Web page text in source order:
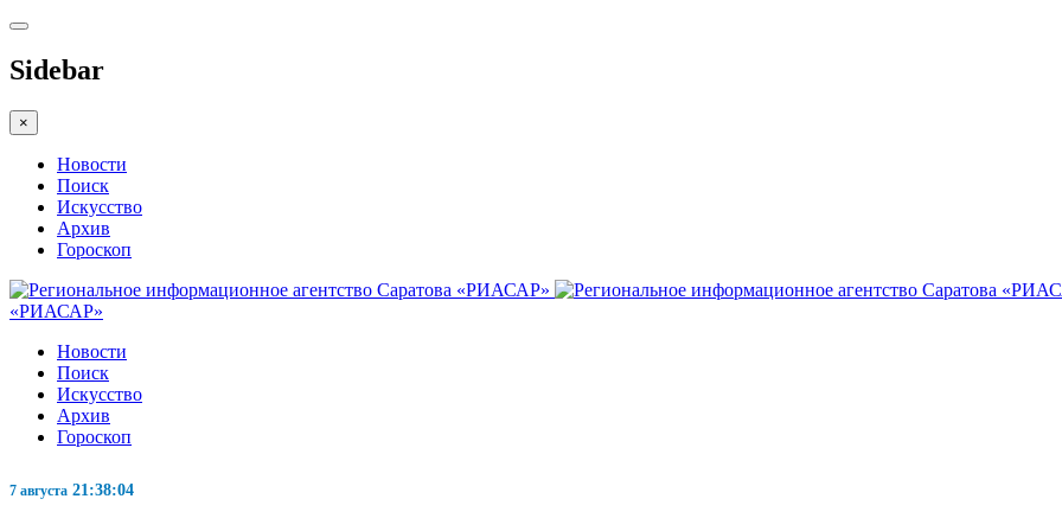
Sidebar
×
Новости
Поиск
Искусство
Архив
Гороскоп
«РИАСАР»
Новости
Поиск
Искусство
Архив
Гороскоп
7 августа 21:38:05